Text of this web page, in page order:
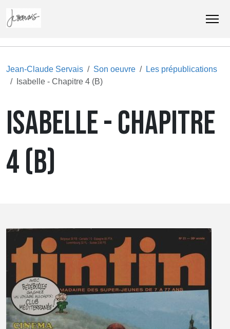
Jean-Claude Servais Son oeuvre
Les prépublications
Isabelle - Chapitre 4 (B)
ISABELLE - CHAPITRE
4 (B)